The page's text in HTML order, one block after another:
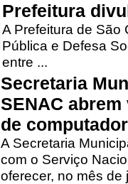
Prefeitura
A Prefeitura de São
Pública e Defesa
entre ...
Secretaria
SENAC
de
A Secretaria
com o Serviço
oferecer, no mês de